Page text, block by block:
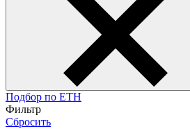
Подбор по ЕТН
Фильтр
Сбросить